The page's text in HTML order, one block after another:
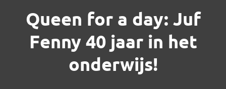
Queen for a day: Juf
Fenny 40 jaar in het
onderwijs!